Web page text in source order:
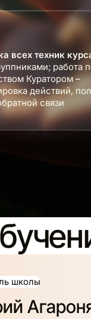
всех техник
работа
Куратором –
действий,
связи
школы